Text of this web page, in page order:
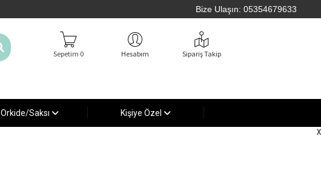
Bize Ulaşın: 05354679633
Sepetim 0 Hesabım Sipariş Takip
Orkide/Saksı Kişiye Özel